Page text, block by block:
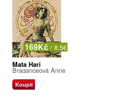
169Kč / 8.5€
Mata Hari
Braganceová Anne
Koupit